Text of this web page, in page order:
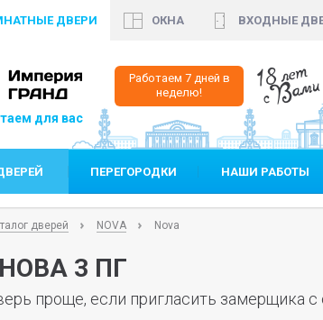
ДВЕРИ ОКНА ВХОДНЫЕ
Работаем 7 дней в
неделю!
18 лет
с Вами
640 35 99 +7 (812)
ПЕРЕГОРОДКИ НАШИ РАБОТЫ
дверей NOVA Nova
3 ПГ
проще, если пригласить замерщика с